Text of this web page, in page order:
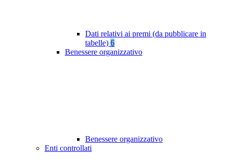
Dati relativi ai premi (da pubblicare in
tabelle) 6
Benessere organizzativo
Benessere organizzativo
Enti controllati